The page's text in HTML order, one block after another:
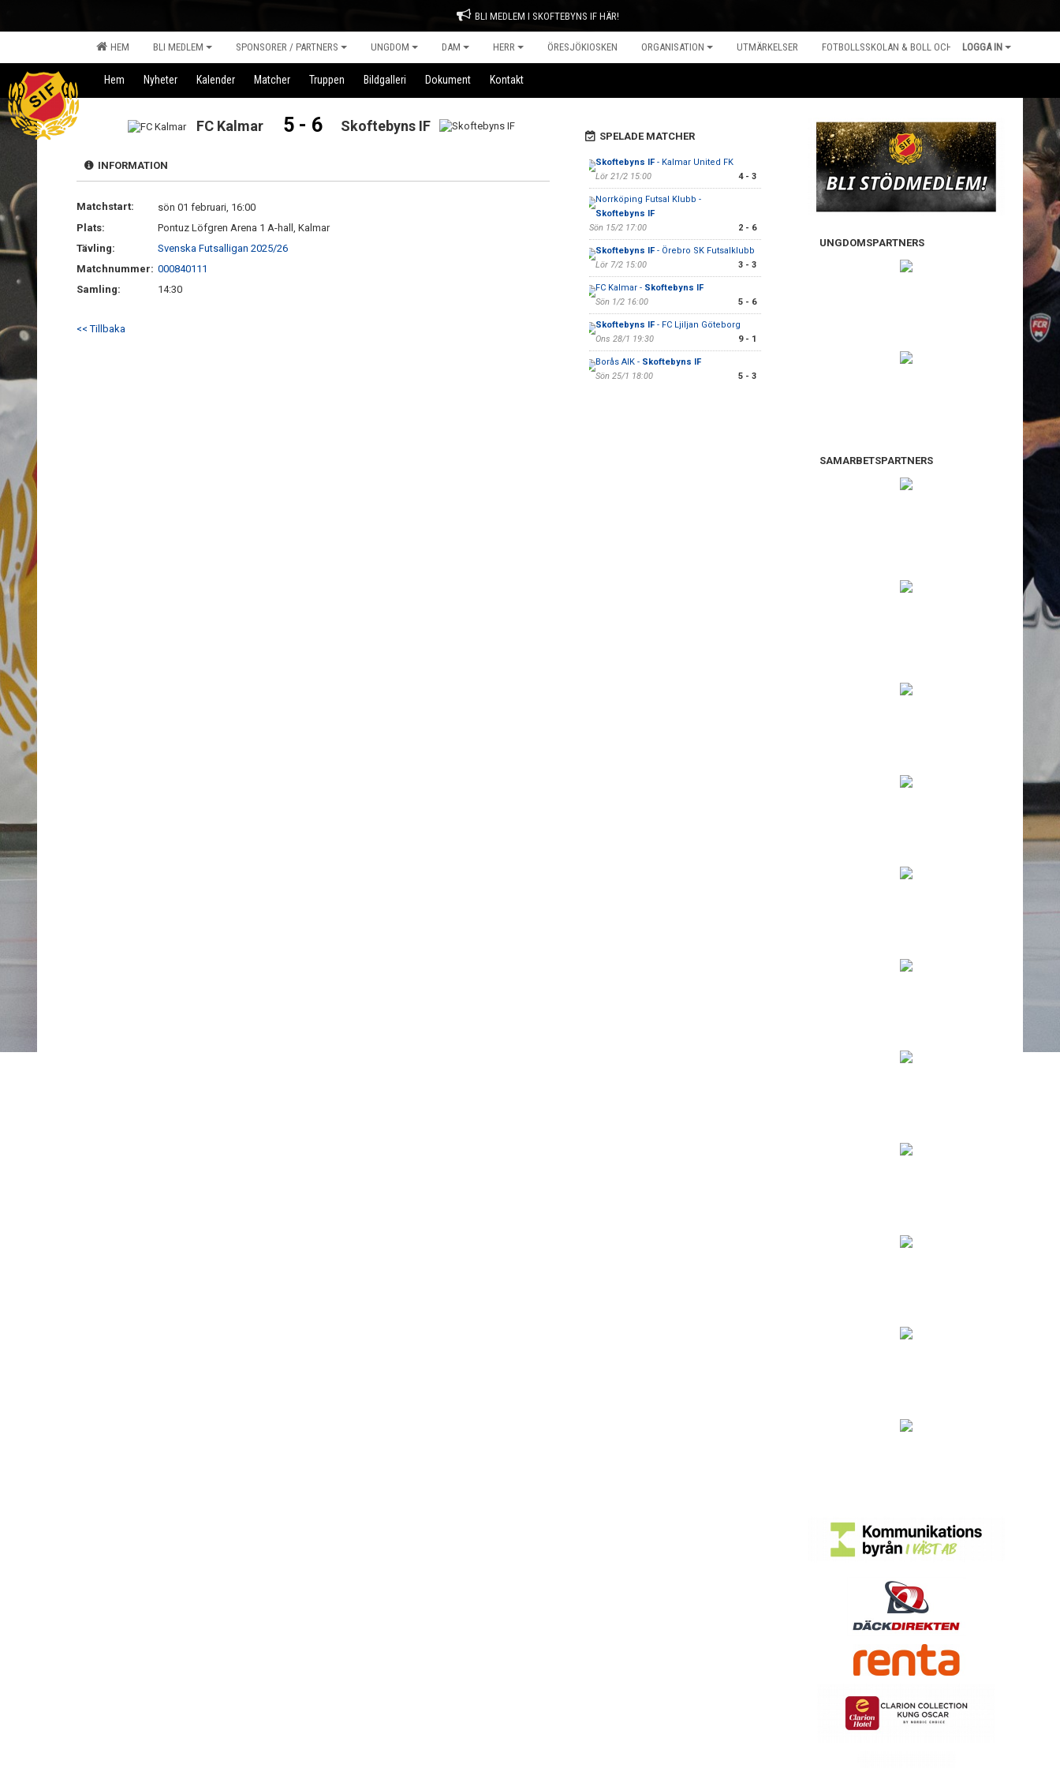
BLI MEDLEM I SKOFTEBYNS IF HÄR!
HEM BLI MEDLEM SPONSORER / PARTNERS UNGDOM DAM HERR ÖRESJÖKIOSKEN ORGANISATION UTMÄRKELSER FOTBOLLSSKOLAN & BOLL OCH LEKLOGGA IN
Hem Nyheter Kalender Matcher Truppen Bildgalleri Dokument Kontakt
FC Kalmar 5 - 6 Skoftebyns IF
INFORMATION
Matchstart:
sön 01 februari, 16:00
Plats:
Pontuz Löfgren Arena 1 A-hall, Kalmar
Tävling:
Svenska Futsalligan 2025/26
Matchnummer: 000840111
Samling:
14:30
<< Tillbaka
SPELADE MATCHER
Skoftebyns IF- Kalmar United FK
Lör 21/2 15:00
4 - 3
Norrköping Futsal Klubb -
Skoftebyns IF
Sön 15/2 17:00
2 - 6
Skoftebyns IF- Örebro SK Futsalklubb
Lör 7/2 15:00
3 - 3
FC Kalmar - Skoftebyns IF
Sön 1/2 16:00
5 - 6
Skoftebyns IF- FC Ljiljan Göteborg
Ons 28/1 19:30
9 - 1
Borås AIK - Skoftebyns IF
Sön 25/1 18:00
5 - 3
UNGDOMSPARTNERS
SAMARBETSPARTNERS